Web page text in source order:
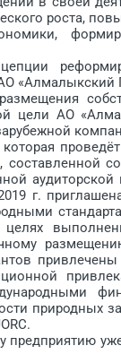
роста,
цели АО
г.
природных